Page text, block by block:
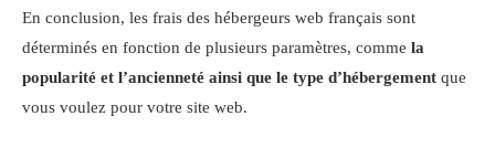
En conclusion, les frais des hébergeurs web français sont
déterminés en fonction de plusieurs paramètres, comme la
popularité et l’ancienneté ainsi que le type d’hébergement que
vous voulez pour votre site web.